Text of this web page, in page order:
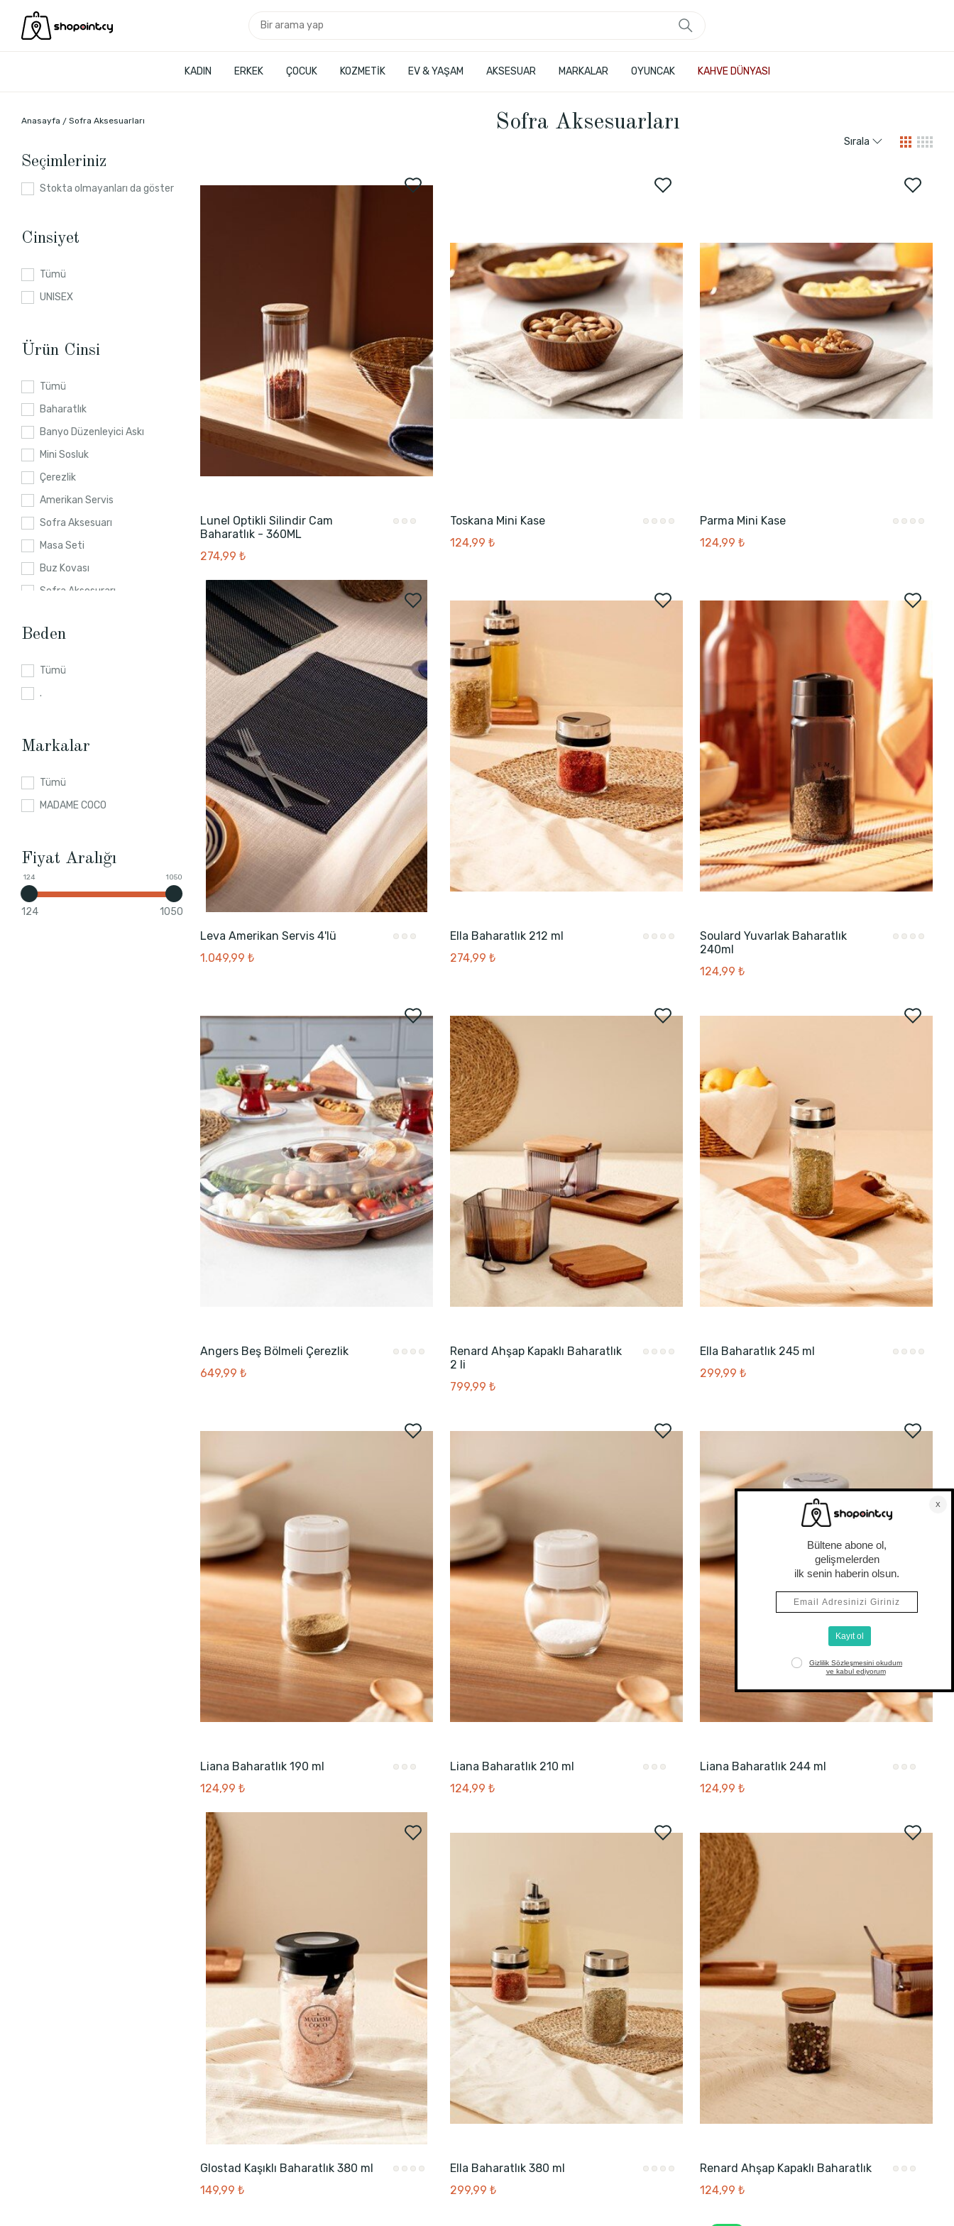
KADIN ERKEK ÇOCUK KOZMETİK EV & YAŞAM AKSESUAR MARKALAR OYUNCAK KAHVE DÜNYASI
Anasayfa Sofra Aksesuarları Sofra Aksesuarları
Seçimleriniz
Stokta olmayanları da göster
Cinsiyet
Tümü
UNISEX
Ürün Cinsi
Tümü
Baharatlık
Banyo Düzenleyici Askı
Mini Sosluk
Çerezlik
Amerikan Servis
Sofra Aksesuarı
Masa Seti
Buz Kovası
Sofra Aksesurarı
Beden
Tümü
.
Markalar
Tümü
MADAME COCO
Fiyat Aralığı
124 1050
124 1050
Sırala
Lunel Optikli Silindir Cam
Baharatlık - 360ML
274,99 ₺
Toskana Mini Kase
124,99 ₺
Parma Mini Kase
124,99 ₺
Leva Amerikan Servis 4'lü
1.049,99 ₺
Ella Baharatlık 212 ml
274,99 ₺
Soulard Yuvarlak Baharatlık
240ml
124,99 ₺
Angers Beş Bölmeli Çerezlik
649,99 ₺
Renard Ahşap Kapaklı Baharatlık
2 li
799,99 ₺
Ella Baharatlık 245 ml
299,99 ₺
Liana Baharatlık 190 ml
124,99 ₺
Liana Baharatlık 210 ml
124,99 ₺
Liana Baharatlık 244 ml
124,99 ₺
Glostad Kaşıklı Baharatlık 380 ml
149,99 ₺
Ella Baharatlık 380 ml
299,99 ₺
Renard Ahşap Kapaklı Baharatlık
124,99 ₺